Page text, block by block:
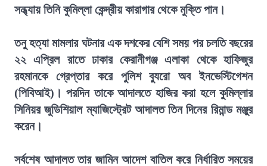
সন্ধ্যায় তিনি কুমিল্লা কেন্দ্রীয় কারাগার থেকে মুক্তি পান।
তনু হত্যা মামলার ঘটনার এক দশকের বেশি সময় পর চলতি বছরের
২২ এপ্রিল রাতে ঢাকার কেরানীগঞ্জ এলাকা থেকে হাফিজুর
রহমানকে গ্রেপ্তার করে পুলিশ ব্যুরো অব ইনভেস্টিগেশন
(পিবিআই)। পরদিন তাকে আদালতে হাজির করা হলে কুমিল্লার
সিনিয়র জুডিশিয়াল ম্যাজিস্ট্রেট আদালত তিন দিনের রিমান্ড মঞ্জুর
করেন।
সর্বশেষ আদালত তার জামিন আদেশ বাতিল করে নির্ধারিত সময়ের